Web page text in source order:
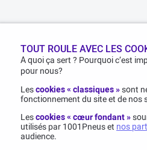
TOUT ROULE AVEC LES
A quoi ça sert ? Pourquoi c’est
pour nous?
Lescookies « classiques »sont
fonctionnement du site et de nos
Lescookies « cœur fondant »
utilisés par 1001Pneus et nos
audience.